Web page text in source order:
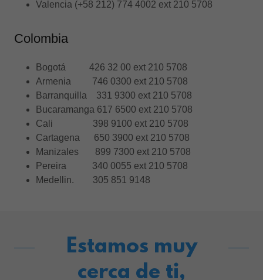
Valencia (+58 212) 774 4002 ext 210 5708
Colombia
Bogotá 426 32 00 ext 210 5708
Armenia 746 0300 ext 210 5708
Barranquilla 331 9300 ext 210 5708
Bucaramanga 617 6500 ext 210 5708
Cali 398 9100 ext 210 5708
Cartagena 650 3900 ext 210 5708
Manizales 899 7300 ext 210 5708
Pereira 340 0055 ext 210 5708
Medellin. 305 851 9148
Estamos muy
cerca de ti,